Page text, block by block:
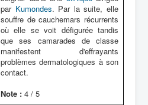
par Kumondes. Par la suite, elle
souffre de cauchemars récurrents
où elle se voit défigurée tandis
que ses camarades de classe
manifestent d'effrayants
problèmes dermatologiques à son
contact.
Note : 4 / 5